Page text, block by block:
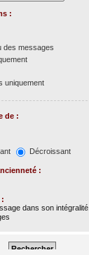
:
des messages
uniquement
de :
Décroissant
:
:
dans son intégralité.